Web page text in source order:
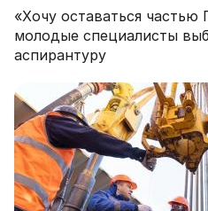
«Хочу оставаться частью
молодые специалисты
аспирантуру